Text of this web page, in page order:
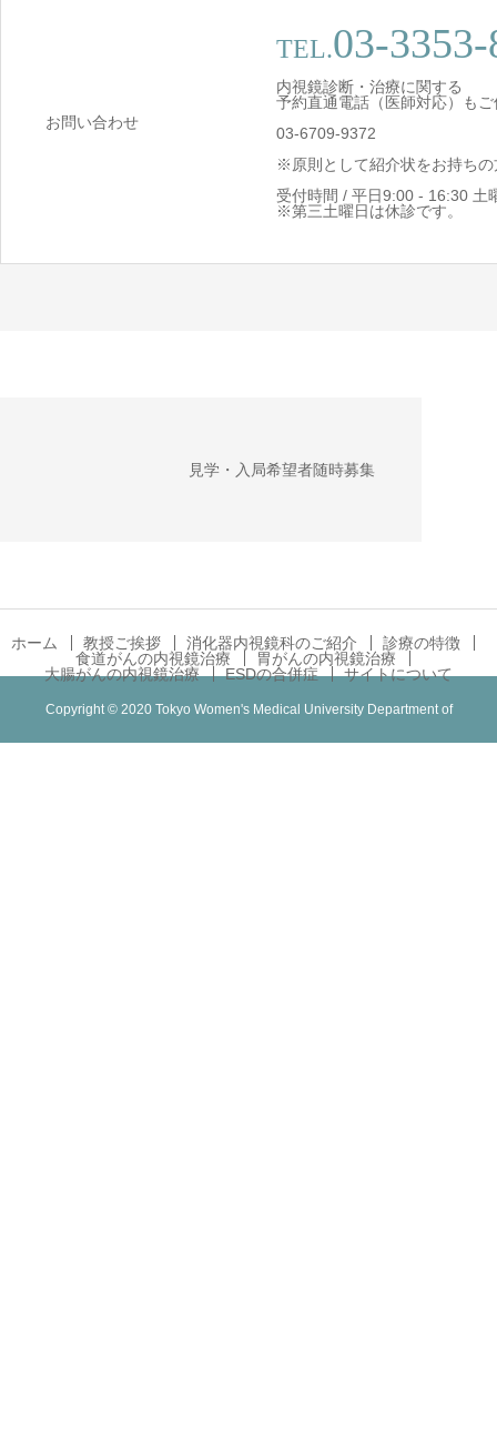
お問い合わせ
TEL.03-3353-
内視鏡診断・治療に関する
予約直通電話（医師対応）も
03-6709-9372
※原則として紹介状をお持ち
受付時間 / 平日9:00 - 16:30 土
※第三土曜日は休診です。
見学・入局希望者随時募集
ホーム 教授ご挨拶 消化器内視鏡科のご紹介
診療の特徴
食道がんの内視鏡治療
胃がんの内視鏡治療
大腸がんの内視鏡治療
ESDの合併症 サイトについて
Copyright © 2020 Tokyo Women's Medical University Department of